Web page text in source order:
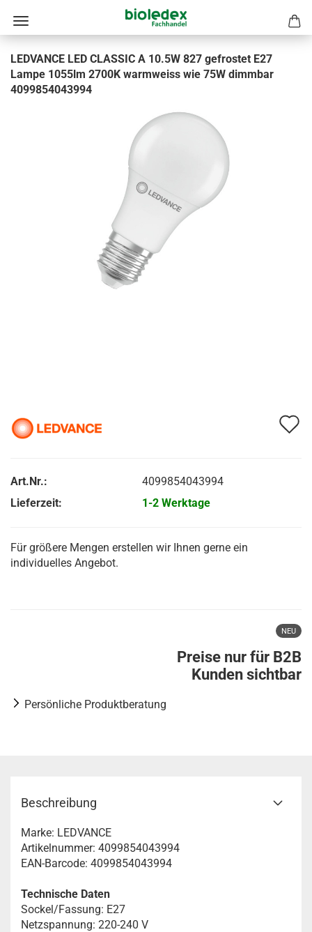
LEDVANCE LED CLASSIC A 10.5W 827 gefrostet E27
Lampe 1055lm 2700K warmweiss wie 75W dimmbar
4099854043994
Art.Nr.:
4099854043994
Lieferzeit:
1-2 Werktage
Für größere Mengen erstellen wir Ihnen gerne ein
individuelles Angebot.
NEU
Preise nur für B2B
Kunden sichtbar
Persönliche Produktberatung
Beschreibung
Marke: LEDVANCE
Artikelnummer: 4099854043994
EAN-Barcode: 4099854043994
Technische Daten
Sockel/Fassung: E27
Netzspannung: 220-240 V